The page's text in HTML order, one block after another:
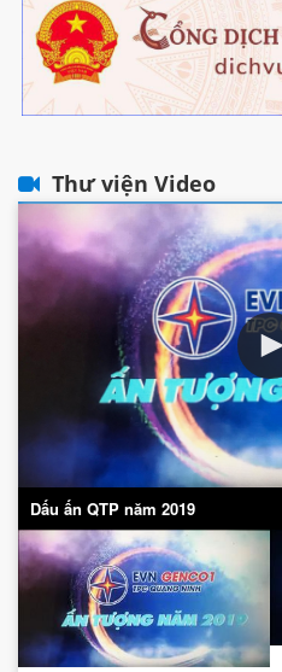
Thư viện Video
Dấu ấn QTP năm 2019